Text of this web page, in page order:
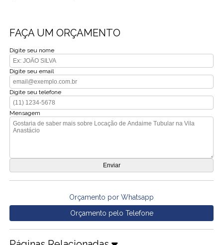
FAÇA UM ORÇAMENTO
Digite seu nome
Digite seu email
Digite seu telefone
Mensagem
Orçamento por Whatsapp
Orçamento pelo Telefone